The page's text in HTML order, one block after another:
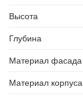
Высота
Глубина
Материал фасада
Материал корпуса